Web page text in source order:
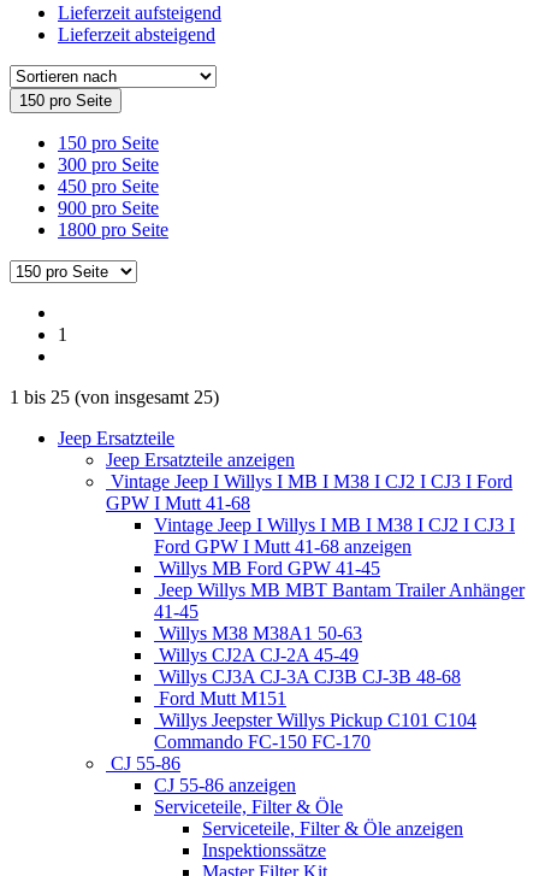
Lieferzeit aufsteigend
Lieferzeit absteigend
150 pro Seite
150 pro Seite
300 pro Seite
450 pro Seite
900 pro Seite
1800 pro Seite
1
1 bis 25 (von insgesamt 25)
Jeep Ersatzteile
Jeep Ersatzteile anzeigen
Vintage Jeep I Willys I MB I M38 I CJ2 I CJ3 I Ford
GPW I Mutt 41-68
Vintage Jeep I Willys I MB I M38 I CJ2 I CJ3 I
Ford GPW I Mutt 41-68 anzeigen
Willys MB Ford GPW 41-45
Jeep Willys MB MBT Bantam Trailer Anhänger
41-45
Willys M38 M38A1 50-63
Willys CJ2A CJ-2A 45-49
Willys CJ3A CJ-3A CJ3B CJ-3B 48-68
Ford Mutt M151
Willys Jeepster Willys Pickup C101 C104
Commando FC-150 FC-170
CJ 55-86
CJ 55-86 anzeigen
Serviceteile, Filter & Öle
Serviceteile, Filter & Öle anzeigen
Inspektionssätze
Master Filter Kit